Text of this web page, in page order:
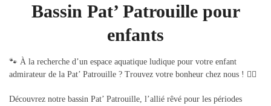
Bassin Pat’ Patrouille pour
enfants
🐾 À la recherche d’un espace aquatique ludique pour votre enfant
admirateur de la Pat’ Patrouille ? Trouvez votre bonheur chez nous ! 🏊‍♀️
Découvrez notre bassin Pat’ Patrouille, l’allié rêvé pour les périodes